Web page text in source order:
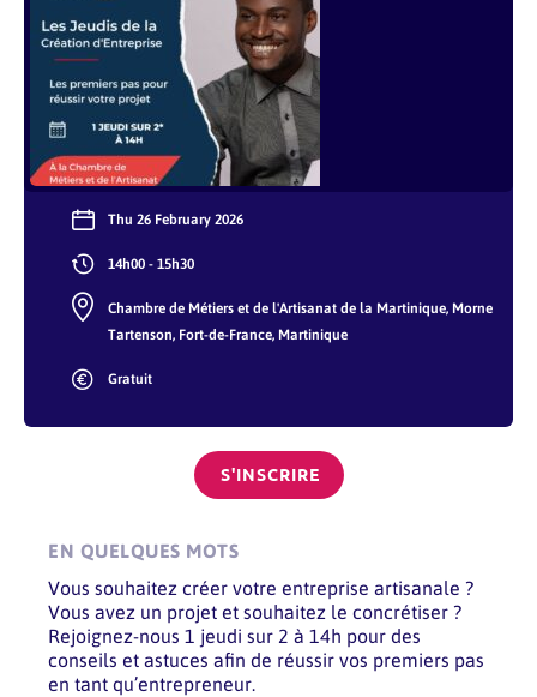
Thu 26 February 2026
14h00 - 15h30
Chambre de Métiers et de l'Artisanat de la Martinique, Morne
Tartenson, Fort-de-France, Martinique
Gratuit
S'INSCRIRE
EN QUELQUES MOTS
Vous souhaitez créer votre entreprise artisanale ?
Vous avez un projet et souhaitez le concrétiser ?
Rejoignez-nous 1 jeudi sur 2 à 14h pour des
conseils et astuces afin de réussir vos premiers pas
en tant qu’entrepreneur.